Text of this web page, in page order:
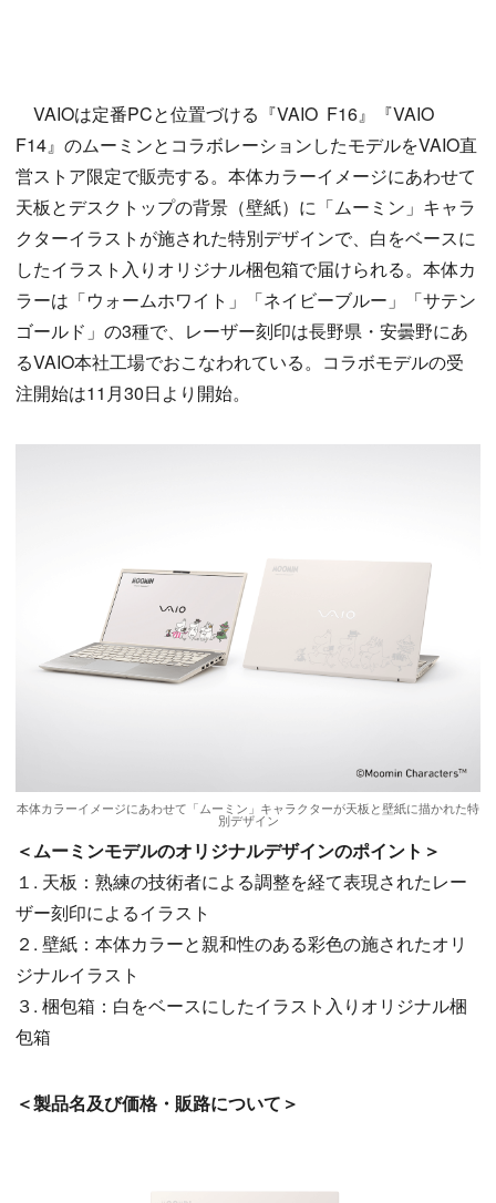
VAIOは定番PCと位置づける『VAIO F16』『VAIO
F14』のムーミンとコラボレーションしたモデルをVAIO直
営ストア限定で販売する。本体カラーイメージにあわせて
天板とデスクトップの背景（壁紙）に「ムーミン」キャラ
クターイラストが施された特別デザインで、白をベースに
したイラスト入りオリジナル梱包箱で届けられる。本体カ
ラーは「ウォームホワイト」「ネイビーブルー」「サテン
ゴールド」の3種で、レーザー刻印は長野県・安曇野にあ
るVAIO本社工場でおこなわれている。コラボモデルの受
注開始は11月30日より開始。
本体カラーイメージにあわせて「ムーミン」キャラクターが天板と壁紙に描かれた特
別デザイン
＜ムーミンモデルのオリジナルデザインのポイント＞
１. 天板：熟練の技術者による調整を経て表現されたレー
ザー刻印によるイラスト
２. 壁紙：本体カラーと親和性のある彩色の施されたオリ
ジナルイラスト
３. 梱包箱：白をベースにしたイラスト入りオリジナル梱
包箱
＜製品名及び価格・販路について＞